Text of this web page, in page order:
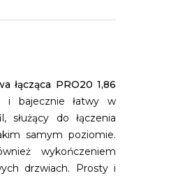
łącząca PRO20 1,86
i bajecznie łatwy w
służący do łączenia
samym poziomie.
wykończeniem
drzwiach. Prosty i